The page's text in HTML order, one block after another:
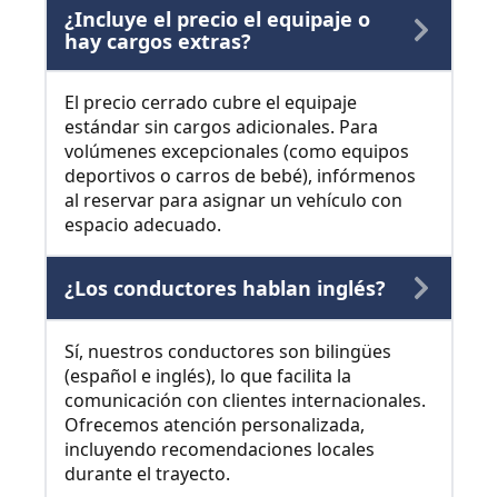
¿Incluye el precio el equipaje o
hay cargos extras?
El precio cerrado cubre el equipaje
estándar sin cargos adicionales. Para
volúmenes excepcionales (como equipos
deportivos o carros de bebé), infórmenos
al reservar para asignar un vehículo con
espacio adecuado.
¿Los conductores hablan inglés?
Sí, nuestros conductores son bilingües
(español e inglés), lo que facilita la
comunicación con clientes internacionales.
Ofrecemos atención personalizada,
incluyendo recomendaciones locales
durante el trayecto.